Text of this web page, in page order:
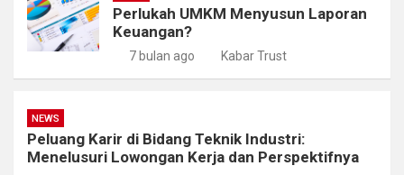
Perlukah UMKM Menyusun Laporan
Keuangan?
7 bulan ago Kabar Trust
NEWS
Peluang Karir di Bidang Teknik Industri:
Menelusuri Lowongan Kerja dan Perspektifnya